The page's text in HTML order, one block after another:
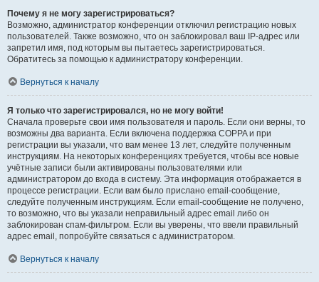
Почему я не могу зарегистрироваться?
Возможно, администратор конференции отключил регистрацию новых
пользователей. Также возможно, что он заблокировал ваш IP-адрес или
запретил имя, под которым вы пытаетесь зарегистрироваться.
Обратитесь за помощью к администратору конференции.
Вернуться к началу
Я только что зарегистрировался, но не могу войти!
Сначала проверьте свои имя пользователя и пароль. Если они верны, то
возможны два варианта. Если включена поддержка COPPA и при
регистрации вы указали, что вам менее 13 лет, следуйте полученным
инструкциям. На некоторых конференциях требуется, чтобы все новые
учётные записи были активированы пользователями или
администратором до входа в систему. Эта информация отображается в
процессе регистрации. Если вам было прислано email-сообщение,
следуйте полученным инструкциям. Если email-сообщение не получено,
то возможно, что вы указали неправильный адрес email либо он
заблокирован спам-фильтром. Если вы уверены, что ввели правильный
адрес email, попробуйте связаться с администратором.
Вернуться к началу